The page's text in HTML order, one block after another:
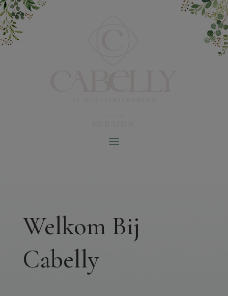
Welkom Bij
Cabelly